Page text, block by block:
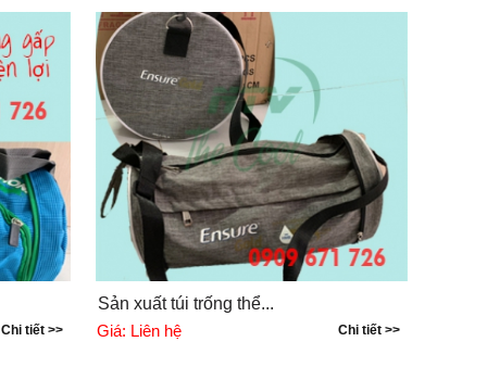
Chi tiết >>
Sản xuất túi trống thể...
Chi tiết >>
Giá: Liên hệ